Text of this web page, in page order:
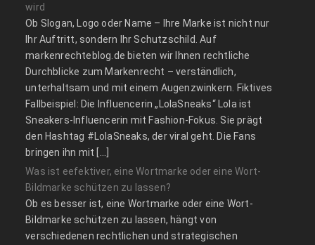
wird
Ob Slogan, Logo oder Name – Ihre Marke ist nicht nur
Ihr Auftritt, sondern Ihr Schutzschild. Auf
markenrechteblog.de bieten wir Ihnen rechtliche
Durchblicke zum Markenrecht – verständlich,
unterhaltsam und mit einem Augenzwinkern. Fiktives
Fallbeispiel: Die Influencerin „LolaSneaks“ Lola ist
Sneakers-Influencerin mit Fashion-Fokus. Sie prägt
den Hashtag #LolaSneaks, der viral geht. Die Fans
bringen ihn mit […]
Was ist eefektiver, eine Wortmarke oder eine Wort-
Bildmarke schützen zu lassen?
Ob es besser ist, eine Wortmarke oder eine Wort-
Bildmarke schützen zu lassen, hängt von
verschiedenen rechtlichen und strategischen